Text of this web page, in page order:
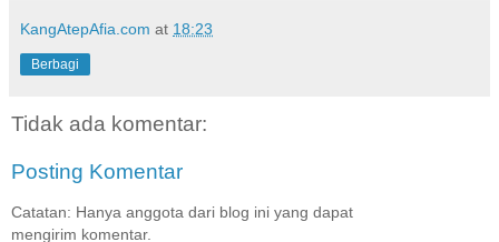
KangAtepAfia.com at 18:23
Berbagi
Tidak ada komentar:
Posting Komentar
Catatan: Hanya anggota dari blog ini yang dapat
mengirim komentar.